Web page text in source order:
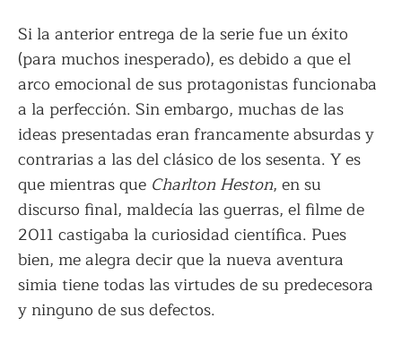
Si la anterior entrega de la serie fue un éxito
(para muchos inesperado), es debido a que el
arco emocional de sus protagonistas funcionaba
a la perfección. Sin embargo, muchas de las
ideas presentadas eran francamente absurdas y
contrarias a las del clásico de los sesenta. Y es
que mientras que Charlton Heston, en su
discurso final, maldecía las guerras, el filme de
2011 castigaba la curiosidad científica. Pues
bien, me alegra decir que la nueva aventura
simia tiene todas las virtudes de su predecesora
y ninguno de sus defectos.